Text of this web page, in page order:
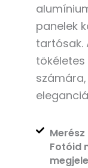
panelek
tartósak.
Fotóid